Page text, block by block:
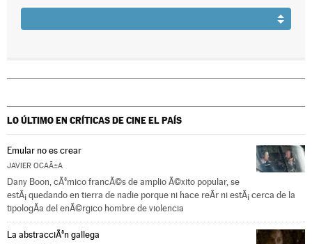
LO ÚLTIMO EN CRÍTICAS DE CINEEL PAÍS
Emular no es crear
JAVIER OCAÃ±A
Dany Boon, cÃ³mico francÃ©s de amplio Ã©xito popular, se
estÃ¡ quedando en tierra de nadie porque ni hace reÃ­r ni estÃ¡ cerca de la
tipologÃ­a del enÃ©rgico hombre de violencia
La abstracciÃ³n gallega